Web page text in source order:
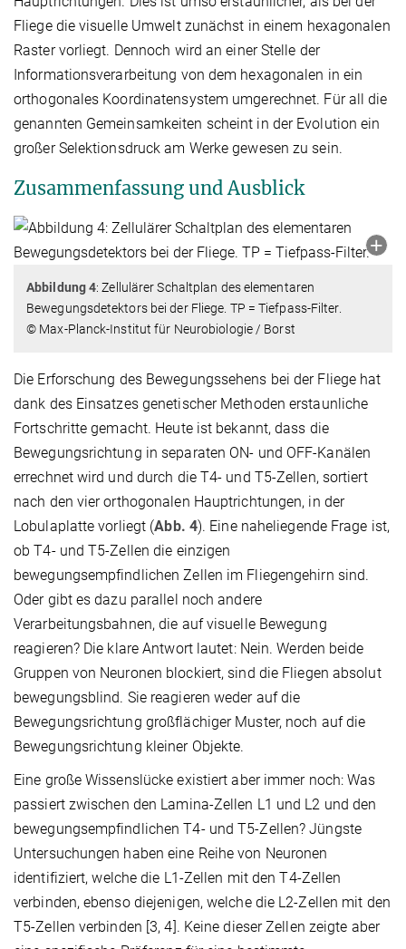
Fliege die visuelle Umwelt zunächst in einem hexagonalen
Raster vorliegt. Dennoch wird an einer Stelle der
Informationsverarbeitung von dem hexagonalen in ein
orthogonales Koordinatensystem umgerechnet. Für all die
genannten Gemeinsamkeiten scheint in der Evolution ein
großer Selektionsdruck am Werke gewesen zu sein.
Zusammenfassung und Ausblick
Abbildung 4: Zellulärer Schaltplan des elementaren
Bewegungsdetektors bei der Fliege. TP = Tiefpass-Filter.
© Max-Planck-Institut für Neurobiologie / Borst
Die Erforschung des Bewegungssehens bei der Fliege hat
dank des Einsatzes genetischer Methoden erstaunliche
Fortschritte gemacht. Heute ist bekannt, dass die
Bewegungsrichtung in separaten ON- und OFF-Kanälen
errechnet wird und durch die T4- und T5-Zellen, sortiert
nach den vier orthogonalen Hauptrichtungen, in der
Lobulaplatte vorliegt (Abb. 4). Eine naheliegende Frage ist,
ob T4- und T5-Zellen die einzigen
bewegungsempfindlichen Zellen im Fliegengehirn sind.
Oder gibt es dazu parallel noch andere
Verarbeitungsbahnen, die auf visuelle Bewegung
reagieren? Die klare Antwort lautet: Nein. Werden beide
Gruppen von Neuronen blockiert, sind die Fliegen absolut
bewegungsblind. Sie reagieren weder auf die
Bewegungsrichtung großflächiger Muster, noch auf die
Bewegungsrichtung kleiner Objekte.
Eine große Wissenslücke existiert aber immer noch: Was
passiert zwischen den Lamina-Zellen L1 und L2 und den
bewegungsempfindlichen T4- und T5-Zellen? Jüngste
Untersuchungen haben eine Reihe von Neuronen
identifiziert, welche die L1-Zellen mit den T4-Zellen
verbinden, ebenso diejenigen, welche die L2-Zellen mit den
T5-Zellen verbinden [3, 4]. Keine dieser Zellen zeigte aber